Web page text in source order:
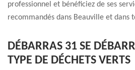
professionnel et bénéficiez de ses
recommandés dans Beauville et dans
DÉBARRAS 31 SE
TYPE DE DÉCHETS VERTS